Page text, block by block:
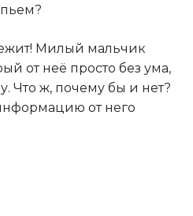
Милый мальчик
от неё просто без ума,
Что ж, почему бы и нет?
от него